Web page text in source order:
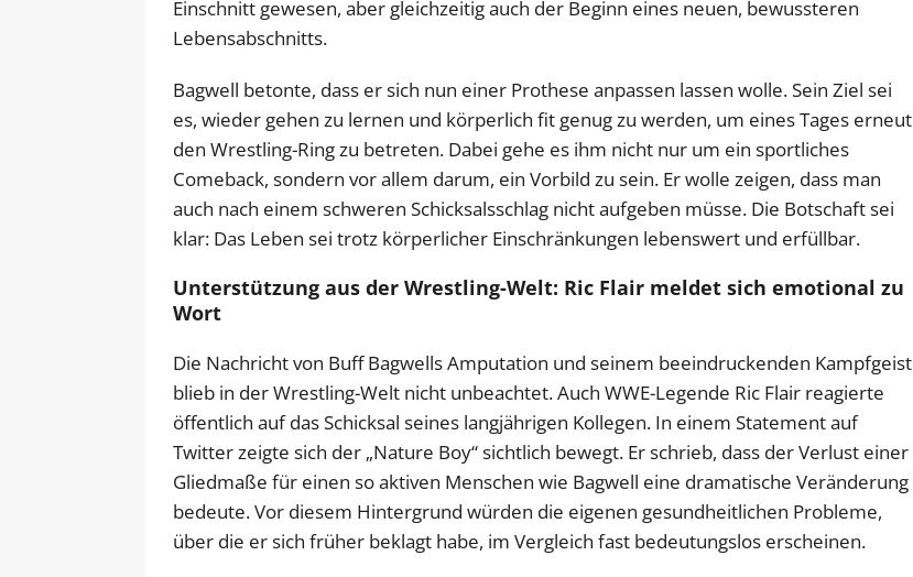
Einschnitt gewesen, aber gleichzeitig auch der Beginn eines neuen, bewussteren
Lebensabschnitts.
Bagwell betonte, dass er sich nun einer Prothese anpassen lassen wolle. Sein Ziel sei
es, wieder gehen zu lernen und körperlich fit genug zu werden, um eines Tages erneut
den Wrestling-Ring zu betreten. Dabei gehe es ihm nicht nur um ein sportliches
Comeback, sondern vor allem darum, ein Vorbild zu sein. Er wolle zeigen, dass man
auch nach einem schweren Schicksalsschlag nicht aufgeben müsse. Die Botschaft sei
klar: Das Leben sei trotz körperlicher Einschränkungen lebenswert und erfüllbar.
Unterstützung aus der Wrestling-Welt: Ric Flair meldet sich emotional zu
Wort
Die Nachricht von Buff Bagwells Amputation und seinem beeindruckenden Kampfgeist
blieb in der Wrestling-Welt nicht unbeachtet. Auch WWE-Legende Ric Flair reagierte
öffentlich auf das Schicksal seines langjährigen Kollegen. In einem Statement auf
Twitter zeigte sich der „Nature Boy“ sichtlich bewegt. Er schrieb, dass der Verlust einer
Gliedmaße für einen so aktiven Menschen wie Bagwell eine dramatische Veränderung
bedeute. Vor diesem Hintergrund würden die eigenen gesundheitlichen Probleme,
über die er sich früher beklagt habe, im Vergleich fast bedeutungslos erscheinen.